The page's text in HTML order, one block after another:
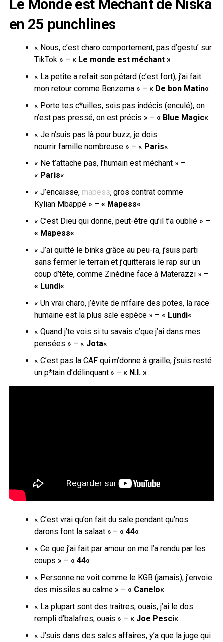
Le Monde est Méchant de Niska
en 25 punchlines
« Nous, c’est charocomportement, pas d’gestu’sur
TikTok » – « Le monde est méchant »
« La petite a refait son pétard (c’est fort), j’ai fait
mon retour comme Benzema» – « De bon Matin«
« Porte tes c*uilles, sois pas indécis (enculé), on
n’est pas pressé, on est précis » – « Blue Magic«
« Je n’suis pas làpour buzz, je dois
nourrir famillenombreuse » – « Paris«
« Ne t’attache pas, l’humain est méchant » –
« Paris«
« J’encaisse, mapess, gros contrat comme
Kylian Mbappé» – « Mapess«
« C’est Dieu qui donne, peut-être qu’il t’a oublié » –
« Mapess«
« J’ai quitté le binks grâce au peu-ra, j’suis parti
sans fermer le terrain et j’quitterais le rap sur un
coup d’tête, comme Zinédine face à Materazzi» –
« Lundi«
« Un vrai charo, j’évite de m’faire des potes, la race
humaine est la plus sale espèce » – « Lundi«
« Quand j’te vois si tu savais c’que j’ai dans mes
pensées » – « Jota«
« C’estpas la CAF qui m’donne à graille, j’suis resté
un p*tain d’délinquant » – « N.I . »
« C’est vrai qu’on fait du sale pendant qu’nos
darons font la salaat» – « 44«
« Ce que j’ai fait par amour onme l’a rendu par les
coups » – « 44«
« Personne ne voit comme le KGB (jamais), j’envoie
des missiles au calme » – « Canelo«
« La plupart sont des traîtres, ouais, j’ai le dos
rempli d’balafres, ouais » – « Joe Pesci«
« J’suis dans des sales affaires, y’aque la juge qui